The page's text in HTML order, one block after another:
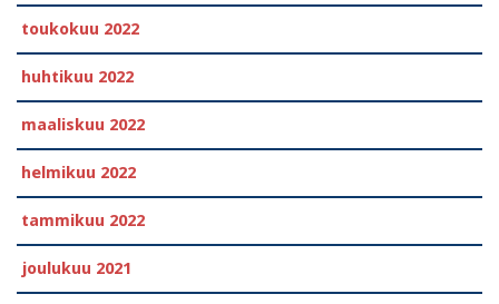
toukokuu 2022
huhtikuu 2022
maaliskuu 2022
helmikuu 2022
tammikuu 2022
joulukuu 2021